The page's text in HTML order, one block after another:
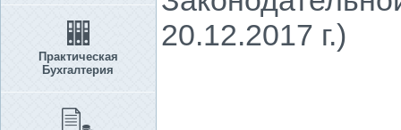
Практическая
Бухгалтерия
20.12.2017 г.)